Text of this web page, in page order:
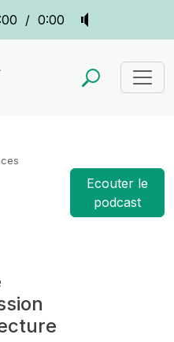
/ 0:00
Ecouter le
podcast